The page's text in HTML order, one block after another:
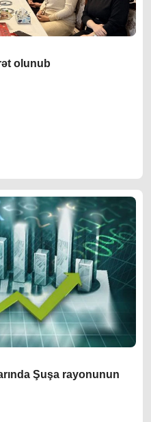
olunub
Şuşa rayonunun